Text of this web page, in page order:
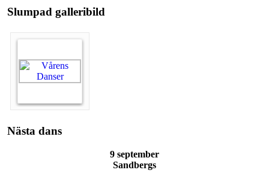
Slumpad galleribild
Nästa dans
9 september
Sandbergs